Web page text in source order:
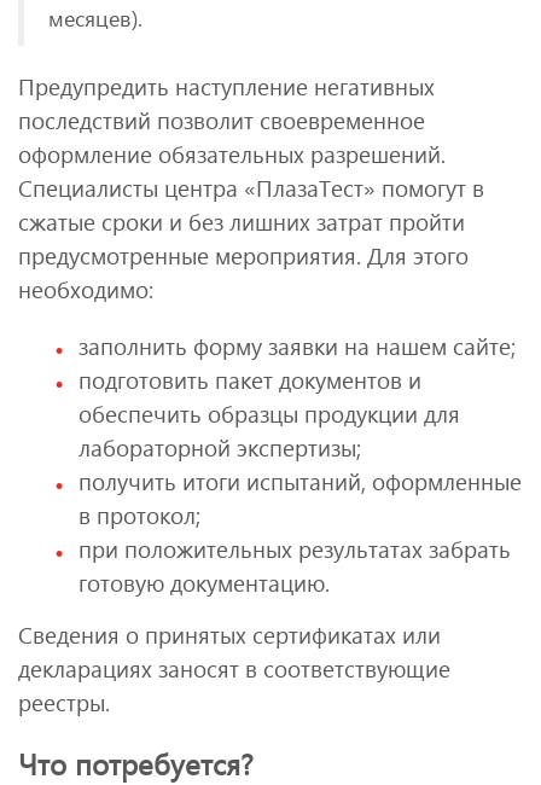
месяцев).
Предупредить наступление негативных
последствий позволит своевременное
оформление обязательных разрешений.
Специалисты центра «ПлазаТест» помогут в
сжатые сроки и без лишних затрат пройти
предусмотренные мероприятия. Для этого
необходимо:
заполнить форму заявки на нашем сайте;
подготовить пакет документов и
обеспечить образцы продукции для
лабораторной экспертизы;
получить итоги испытаний, оформленные
в протокол;
при положительных результатах забрать
готовую документацию.
Сведения о принятых сертификатах или
декларациях заносят в соответствующие
реестры.
Что потребуется?